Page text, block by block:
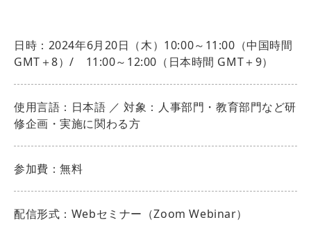
日時：2024年6月20日（木）10:00～11:00（中国時間
GMT＋8）/ 11:00～12:00（日本時間 GMT＋9）
使用言語：日本語 ／ 対象：人事部門・教育部門など研
修企画・実施に関わる方
参加費：無料
配信形式：Webセミナー（Zoom Webinar）